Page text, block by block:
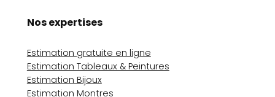
Nos expertises
Estimation gratuite en ligne
Estimation Tableaux & Peintures
Estimation Bijoux
Estimation Montres